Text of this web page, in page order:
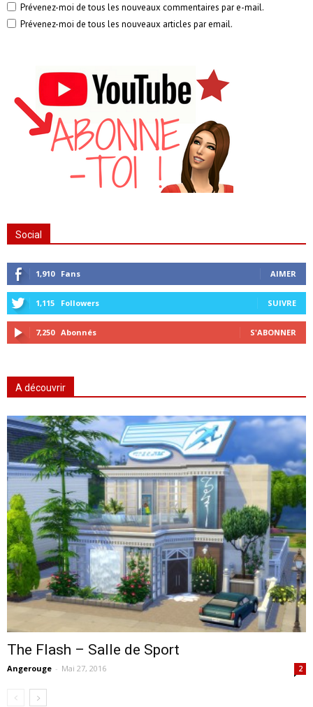
Prévenez-moi de tous les nouveaux commentaires par e-mail.
Prévenez-moi de tous les nouveaux articles par email.
Social
1,910 Fans AIMER
1,115 Followers SUIVRE
7,250 Abonnés S'ABONNER
A découvrir
The Flash – Salle de Sport
Angerouge - Mai 27, 2016 2